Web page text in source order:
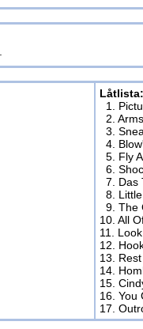
Låtlista:
1.
2.
3.
4.
5. Fly
6.
7. Das
8.
9. The
10. All
11.
12.
13.
14.
15.
16. You
17.